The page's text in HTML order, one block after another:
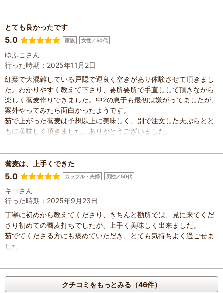
てもらいたい！と思いました。機会があったらまた行きます。
とても良かったです
5.0 家族 女性／50代
ゆふこさん
行った時期：2025年11月2日
紅葉で大混雑している戸隠で運良く空きがあり体験させて頂きまし
た。わかりやすく教えて下さり、要所要所で手直しして頂きながら
楽しく蕎麦作りできました。中2の息子も最初は嫌がってましたが、
案外やってみたら面白かったようです。
茹で上がった蕎麦は予想以上に美味しく、別で注文した天ぷらとと
もに美味しく頂きました。ありがとうございました。
蕎麦は、上手くできた
5.0 カップル・夫婦 男性／50代
キヨさん
行った時期：2025年9月23日
丁寧に初めから教えてくださり、きちんと勘所では、見に来てくだ
さり初めての蕎麦打ちでしたが、上手く美味しく出来ました。
茹でてくださる方にも褒めていただき、とても気持ちよく過ごせま
した
クチコミをもっとみる（46件）